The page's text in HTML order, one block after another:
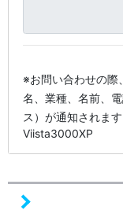
※お問い合わせの際
名、業種、名前、
ス）が通知されます
Viista3000XP